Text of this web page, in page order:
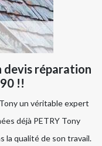
devis réparation
!!
un véritable expert
déjà PETRY Tony
la qualité de son travail.